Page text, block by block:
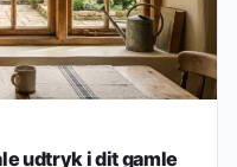
udtryk i dit gamle